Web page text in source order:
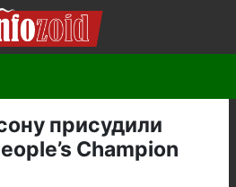
присудили
Champion